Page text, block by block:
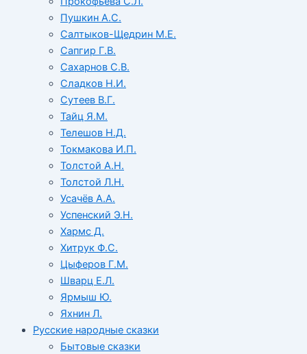
Пушкин А.С.
Салтыков-Щедрин М.Е.
Сапгир Г.В.
Сахарнов С.В.
Сладков Н.И.
Сутеев В.Г.
Тайц Я.М.
Телешов Н.Д.
Токмакова И.П.
Толстой А.Н.
Толстой Л.Н.
Усачёв А.А.
Успенский Э.Н.
Хармс Д.
Хитрук Ф.С.
Цыферов Г.М.
Шварц Е.Л.
Ярмыш Ю.
Яхнин Л.
Русские народные сказки
Бытовые сказки